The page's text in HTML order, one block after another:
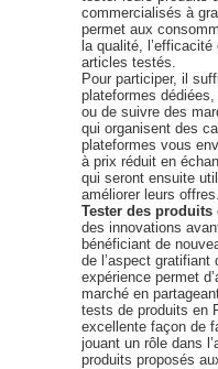
commercialisés à
permet aux
la qualité,
articles testés.
Pour participer, il
plateformes
ou de suivre des
qui organisent des
plateformes vous
à prix réduit en
qui seront ensuite
améliorer leurs offres.
Tester des produits
des innovations
bénéficiant de
de l’aspect
expérience permet
marché en
tests de produits en
excellente façon de
jouant un rôle dans
produits proposés